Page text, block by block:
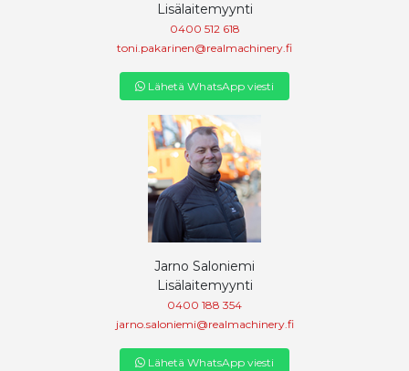
Lisälaitemyynti
0400 512 618
toni.pakarinen@realmachinery.fi
Lähetä WhatsApp viesti
Jarno Saloniemi
Lisälaitemyynti
0400 188 354
jarno.saloniemi@realmachinery.fi
Lähetä WhatsApp viesti